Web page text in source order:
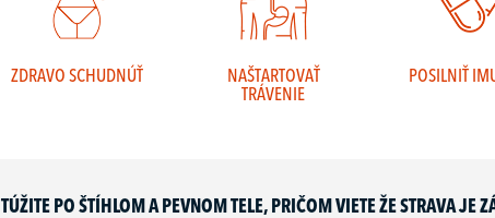
ZDRAVO SCHUDNÚŤ
NAŠTARTOVAŤ
TRÁVENIE
POSILNIŤ
TÚŽITE PO ŠTÍHLOM A PEVNOM TELE, PRIČOM VIETE ŽE STRAVA JE